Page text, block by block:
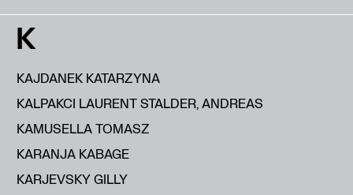
K
KAJDANEK KATARZYNA
KALPAKCI LAURENT STALDER, ANDREAS
KAMUSELLA TOMASZ
KARANJA KABAGE
KARJEVSKY GILLY